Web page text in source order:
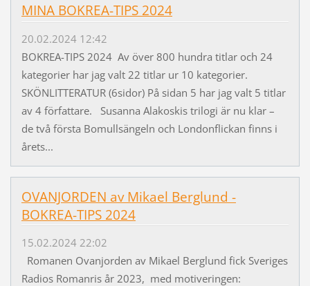
MINA BOKREA-TIPS 2024
20.02.2024 12:42
BOKREA-TIPS 2024 Av över 800 hundra titlar och 24
kategorier har jag valt 22 titlar ur 10 kategorier.
SKÖNLITTERATUR (6sidor) På sidan 5 har jag valt 5 titlar
av 4 författare. Susanna Alakoskis trilogi är nu klar –
de två första Bomullsängeln och Londonflickan finns i
årets...
OVANJORDEN av Mikael Berglund -
BOKREA-TIPS 2024
15.02.2024 22:02
Romanen Ovanjorden av Mikael Berglund fick Sveriges
Radios Romanris år 2023, med motiveringen: